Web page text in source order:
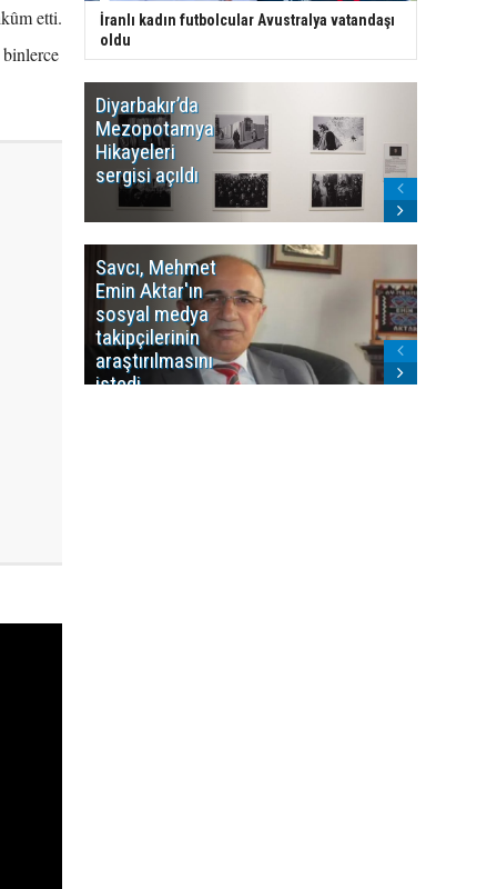
etti.
İranlı kadın futbolcular Avustralya vatandaşı
oldu
Diyarbakır’da
Mezopotamya
Hikayeleri
sergisi açıldı
Savcı, Mehmet
Emin Aktar'ın
sosyal medya
takipçilerinin
araştırılmasını
istedi